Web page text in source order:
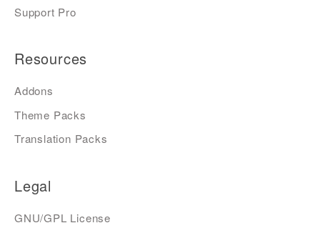
Support Pro
Resources
Addons
Theme Packs
Translation Packs
Legal
GNU/GPL License